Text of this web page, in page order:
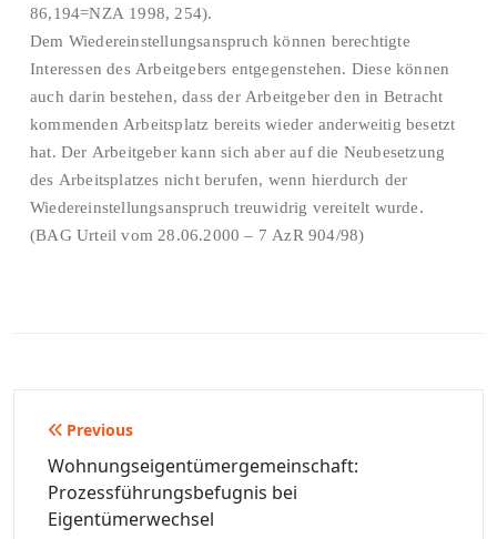
86,194=NZA 1998, 254).
Dem Wiedereinstellungsanspruch können berechtigte
Interessen des Arbeitgebers entgegenstehen. Diese können
auch darin bestehen, dass der Arbeitgeber den in Betracht
kommenden Arbeitsplatz bereits wieder anderweitig besetzt
hat. Der Arbeitgeber kann sich aber auf die Neubesetzung
des Arbeitsplatzes nicht berufen, wenn hierdurch der
Wiedereinstellungsanspruch treuwidrig vereitelt wurde.
(BAG Urteil vom 28.06.2000 – 7 AzR 904/98)
Beitragsnavigation
Previous
Wohnungseigentümergemeinschaft:
Prozessführungsbefugnis bei
Eigentümerwechsel